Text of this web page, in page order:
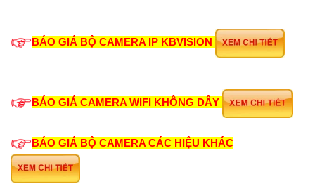
BÁO GIÁ BỘ CAMERA IP KBVISION
BÁO GIÁ CAMERA WIFI KHÔNG DÂY
BÁO GIÁ BỘ CAMERA CÁC HIỆU KHÁC